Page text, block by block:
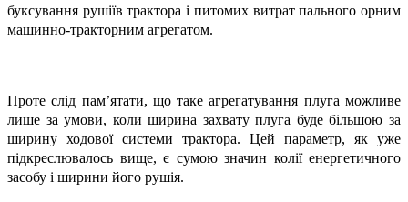
буксування рушіїв трактора і питомих витрат пального орним
машинно-тракторним агрегатом.
Проте слід пам’ятати, що таке агрегатування плуга можливе
лише за умови, коли ширина захвату плуга буде більшою за
ширину ходової системи трактора. Цей параметр, як уже
підкреслювалось вище, є сумою значин колії енергетичного
засобу і ширини його рушія.